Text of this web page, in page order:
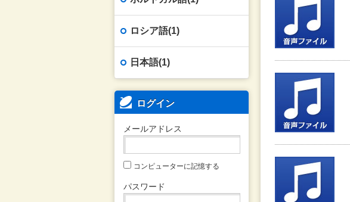
ロシア語(1)
日本語(1)
ログイン
メールアドレス
コンピューターに記憶する
パスワード